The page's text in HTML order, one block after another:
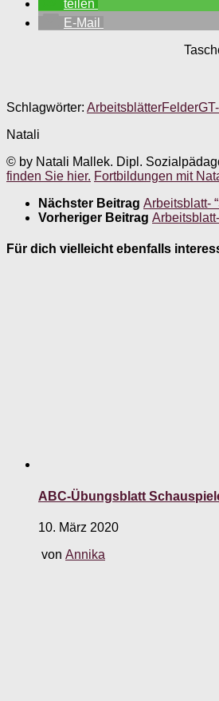
teilen
E-Mail
Schlagwörter: ArbeitsblätterFelder
Natali
© by Natali Mallek. Dipl.
finden Sie hier. Fortbildungen mit
Nächster Beitrag Arbeitsblatt-
Vorheriger Beitrag
Für dich vielleicht ebenfalls
ABC-Übungsblatt
10. März 2020
von Annika